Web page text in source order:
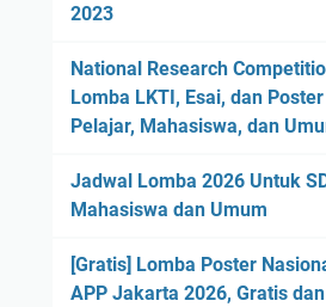
2023
National Research
Lomba LKTI, Esai, dan
Pelajar, Mahasiswa, dan
Jadwal Lomba 2026 Untuk
Mahasiswa dan Umum
[Gratis] Lomba Poster
APP Jakarta 2026, Gratis